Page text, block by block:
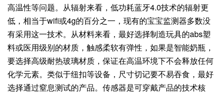
高温性等问题。从辐射来看，低功耗蓝牙4.0技术的辐射更
低，相当于wifi或4g的百分之一，现有的宝宝监测器多数没
有采用这一技术。从材料来看，最好选择制造玩具的abs塑
料或医用级别的材质，触感柔软有弹性，如果是智能奶瓶，
要选择高级耐热玻璃材质，保证在高温环境下不会释放任何
化学元素。类似于纽扣等设备，尺寸切记要不易吞食，最好
选择通过窒息测试的产品。传感器是可穿戴产品的技术核